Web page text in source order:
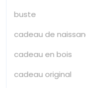
buste
cadeau de
cadeau en bois
cadeau original